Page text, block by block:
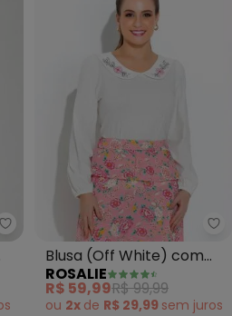
Rovitex - Body Feminino
Blusa (Off White) com
Bordado
ROSALIE
R$ 59,99R$ 99,99
ou 2x de R$ 29,99 sem juros